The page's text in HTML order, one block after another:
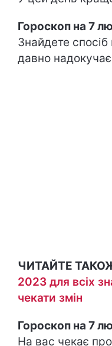
Гороскоп на 7
Знайдете
давно
ЧИТАЙТЕ
2023 для всіх
чекати змін
Гороскоп на 7
На вас чекає